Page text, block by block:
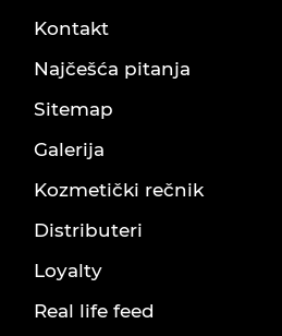
Kontakt
Najčešća pitanja
Sitemap
Galerija
Kozmetički rečnik
Distributeri
Loyalty
Real life feed